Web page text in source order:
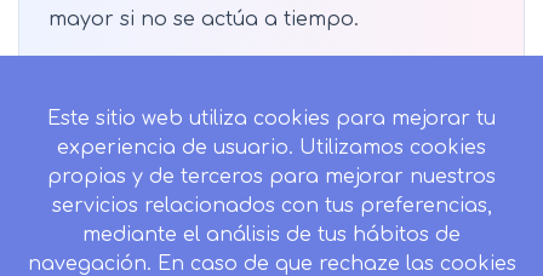
mayor si no se actúa a tiempo.
situaciones urgentes, la valoración inicial y
la respuesta sanitaria ante signos de
alarma, puedes consultar laCertificación en
Soporte Vital Básico y Avanzado de
INESALUD.
Este sitio web utiliza cookies para mejorar tu
experiencia de usuario. Utilizamos cookies
propias y de terceros para mejorar nuestros
servicios relacionados con tus preferencias,
mediante el análisis de tus hábitos de
navegación. En caso de que rechaze las cookies